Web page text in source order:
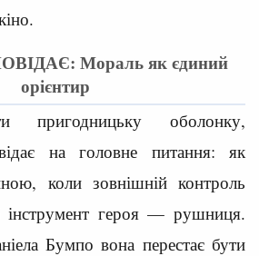
Мораль як єдиний
орієнтир
пригодницьку оболонку,
на головне питання: як
коли зовнішній контроль
інструмент героя — рушниця.
Бумпо вона перестає бути